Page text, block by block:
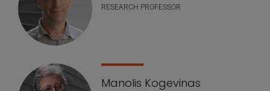
RESEARCH PROFESSOR
Manolis Kogevinas